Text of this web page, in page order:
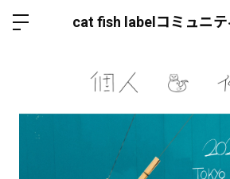
cat fish labelコミュニテ